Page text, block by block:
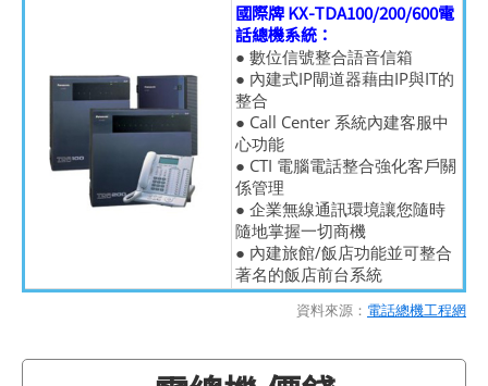
國際牌 KX-TDA100/200/600電
話總機系統：
● 數位信號整合語音信箱
● 內建式IP閘道器藉由IP與IT的
整合
● Call Center 系統內建客服中
心功能
● CTI 電腦電話整合強化客戶關
係管理
● 企業無線通訊環境讓您隨時
隨地掌握一切商機
● 內建旅館/飯店功能並可整合
著名的飯店前台系統
資料來源： 電話總機工程網